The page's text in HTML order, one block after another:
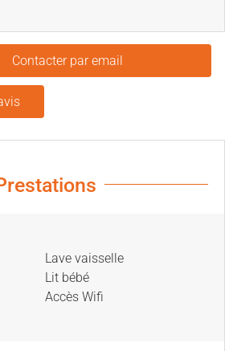
Contacter par email
Lave vaisselle
Lit bébé
Accès Wifi